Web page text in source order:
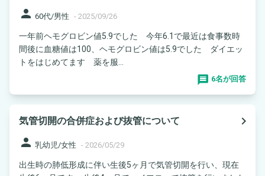
person 60代/男性 - 2025/09/26
一年前ヘモグロビン値5.9でした 今年6.1で最近は食事数時
間後に血糖値は100、ヘモグロビン値は5.9でした ダイエッ
トをはじめてます 薬を服...
6名が回答
気管切開の合併症および抜管について
navigate_next
person 乳幼児/女性 - 2026/05/29
出生時の肺低形成に伴い生後5ヶ月で気管切開を行い、現在